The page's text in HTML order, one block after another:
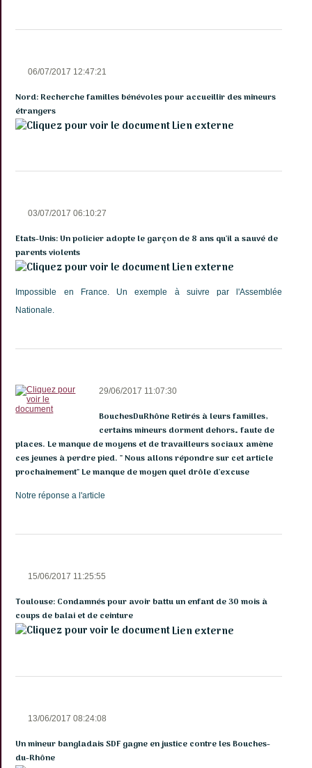
06/07/2017 12:47:21
Nord: Recherche familles bénévoles pour accueillir des mineurs
étrangers
Lien externe
03/07/2017 06:10:27
Etats-Unis: Un policier adopte le garçon de 8 ans qu'il a sauvé de
parents violents
Lien externe
Impossible en France. Un exemple à suivre par l'Assemblée
Nationale.
29/06/2017 11:07:30
BouchesDuRhône Retirés à leurs familles,
certains mineurs dorment dehors… faute de
places. Le manque de moyens et de travailleurs sociaux amène
ces jeunes à perdre pied. " Nous allons répondre sur cet article
prochainement" Le manque de moyen quel drôle d'excuse
Notre réponse a l'article
15/06/2017 11:25:55
Toulouse: Condamnés pour avoir battu un enfant de 30 mois à
coups de balai et de ceinture
Lien externe
13/06/2017 08:24:08
Un mineur bangladais SDF gagne en justice contre les Bouches-
du-Rhône